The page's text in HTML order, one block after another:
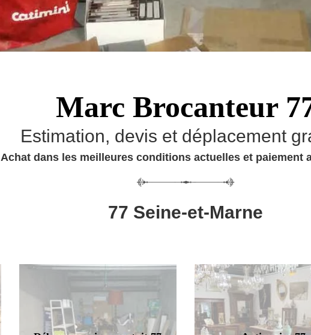
Marc Brocanteur
Estimation, devis et déplacement
Achat dans les meilleures conditions actuelles et paiement
77 Seine-et-Marne